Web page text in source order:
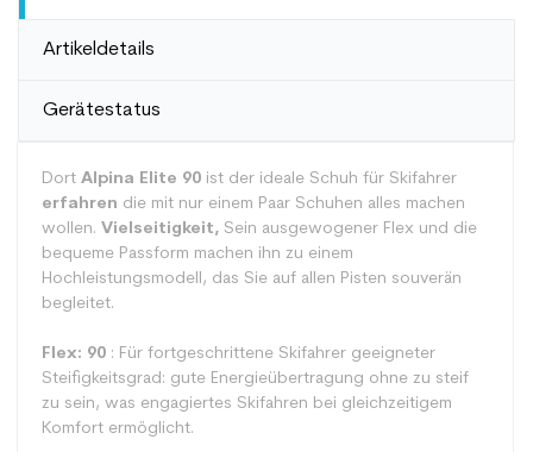
Artikeldetails
Gerätestatus
Dort Alpina Elite 90 ist der ideale Schuh für Skifahrer
erfahren die mit nur einem Paar Schuhen alles machen
wollen. Vielseitigkeit, Sein ausgewogener Flex und die
bequeme Passform machen ihn zu einem
Hochleistungsmodell, das Sie auf allen Pisten souverän
begleitet.
Flex: 90 : Für fortgeschrittene Skifahrer geeigneter
Steifigkeitsgrad: gute Energieübertragung ohne zu steif
zu sein, was engagiertes Skifahren bei gleichzeitigem
Komfort ermöglicht.